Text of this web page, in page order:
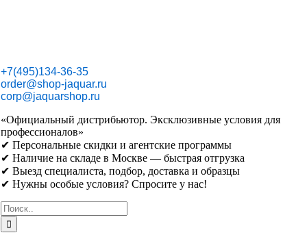
+7(495)134-36-35
order@shop-jaquar.ru
corp@jaquarshop.ru
«Официальный дистрибьютор. Эксклюзивные условия для
профессионалов»
✔ Персональные скидки и агентские программы
✔ Наличие на складе в Москве — быстрая отгрузка
✔ Выезд специалиста, подбор, доставка и образцы
✔ Нужны особые условия? Спросите у нас!
Результат
поиска: